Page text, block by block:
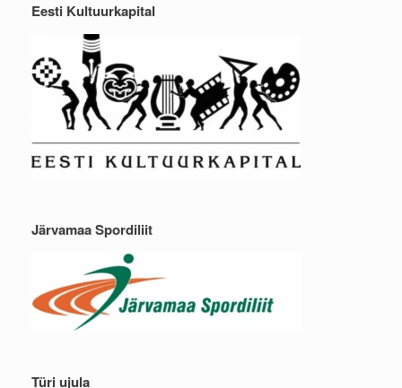
Eesti Kultuurkapital
Järvamaa Spordiliit
Türi ujula